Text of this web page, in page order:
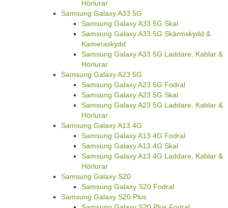
Hörlurar
Samsung Galaxy A33 5G
Samsung Galaxy A33 5G Skal
Samsung Galaxy A33 5G Skärmskydd &
Kameraskydd
Samsung Galaxy A33 5G Laddare, Kablar &
Hörlurar
Samsung Galaxy A23 5G
Samsung Galaxy A23 5G Fodral
Samsung Galaxy A23 5G Skal
Samsung Galaxy A23 5G Laddare, Kablar &
Hörlurar
Samsung Galaxy A13 4G
Samsung Galaxy A13 4G Fodral
Samsung Galaxy A13 4G Skal
Samsung Galaxy A13 4G Laddare, Kablar &
Hörlurar
Samsung Galaxy S20
Samsung Galaxy S20 Fodral
Samsung Galaxy S20 Plus